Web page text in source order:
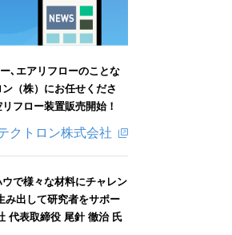
､エアリフローのことな
（株）にお任せくださ
フロー装置販売開始！
クトロン株式会社
で様々な材料にチャレン
み出して研究者をサポー
代表取締役 尾針 徹治 氏